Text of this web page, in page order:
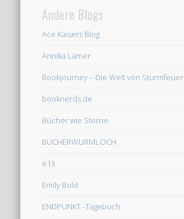
Andere Blogs
Ace Kaisers Blog
Annika Lamer
Bookjourney – Die Welt von Sturmfeuer
booknerds.de
Bücher wie Sterne
BÜCHERWURMLOCH
e13
Emily Bold
ENDPUNKT -Tagebuch